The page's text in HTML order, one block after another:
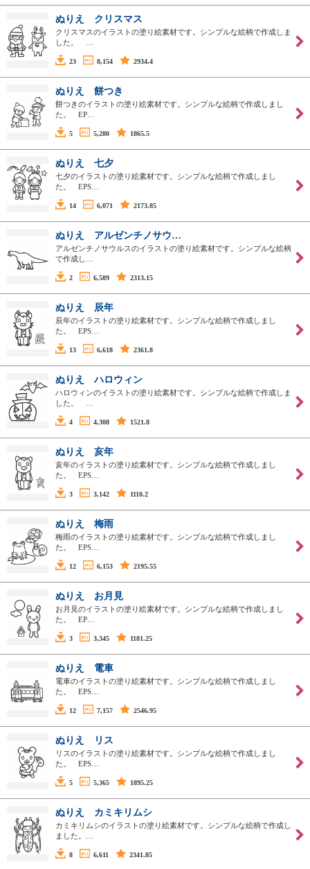
ぬりえ クリスマス
クリスマスのイラストの塗り絵素材です。シンプルな絵柄で作成しま
した。 …
23 8,154 2934.4
ぬりえ 餅つき
餅つきのイラストの塗り絵素材です。シンプルな絵柄で作成しまし
た。 EP…
5 5,280 1865.5
ぬりえ 七夕
七夕のイラストの塗り絵素材です。シンプルな絵柄で作成しまし
た。 EPS…
14 6,071 2173.85
ぬりえ アルゼンチノサウ…
アルゼンチノサウルスのイラストの塗り絵素材です。シンプルな絵柄
で作成し…
2 6,589 2313.15
ぬりえ 辰年
辰年のイラストの塗り絵素材です。シンプルな絵柄で作成しまし
た。 EPS…
13 6,618 2361.8
ぬりえ ハロウィン
ハロウィンのイラストの塗り絵素材です。シンプルな絵柄で作成しま
した。 …
4 4,308 1521.8
ぬりえ 亥年
亥年のイラストの塗り絵素材です。シンプルな絵柄で作成しまし
た。 EPS…
3 3,142 1110.2
ぬりえ 梅雨
梅雨のイラストの塗り絵素材です。シンプルな絵柄で作成しまし
た。 EPS…
12 6,153 2195.55
ぬりえ お月見
お月見のイラストの塗り絵素材です。シンプルな絵柄で作成しまし
た。 EP…
3 3,345 1181.25
ぬりえ 電車
電車のイラストの塗り絵素材です。シンプルな絵柄で作成しまし
た。 EPS…
12 7,157 2546.95
ぬりえ リス
リスのイラストの塗り絵素材です。シンプルな絵柄で作成しまし
た。 EPS…
5 5,365 1895.25
ぬりえ カミキリムシ
カミキリムシのイラストの塗り絵素材です。シンプルな絵柄で作成し
ました。…
8 6,611 2341.85